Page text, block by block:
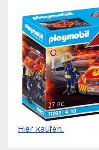
Hier kaufen.